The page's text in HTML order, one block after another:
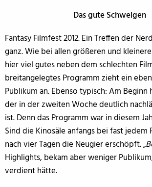
Das gute Schweigen
Fantasy Filmfest 2012. Ein Treffen der
ganz. Wie bei allen größeren und
hier viel gutes neben dem schlechten
breitangelegtes Programm zieht ein
Publikum an. Ebenso typisch: Am
der in der zweiten Woche deutlich
ist. Denn das Programm war in diesem
Sind die Kinosäle anfangs bei fast jedem
nach vier Tagen die Neugier erschöpft. „
Highlights, bekam aber weniger
verdient hätte.